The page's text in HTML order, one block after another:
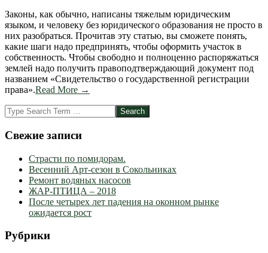
Законы, как обычно, написаны тяжелым юридическим
языком, и человеку без юридического образования не просто в
них разобраться. Прочитав эту статью, вы сможете понять,
какие шаги надо предпринять, чтобы оформить участок в
собственность. Чтобы свободно и полноценно распоряжаться
землей надо получить правоподтверждающий документ под
названием «Свидетельство о государственной регистрации
права».Read More →
Search
Свежие записи
Страсти по помидорам.
Весенний Арт-сезон в Сокольниках
Ремонт водяных насосов
ЖАР-ПТИЦА – 2018
После четырех лет падения на оконном рынке
ожидается рост
Рубрики